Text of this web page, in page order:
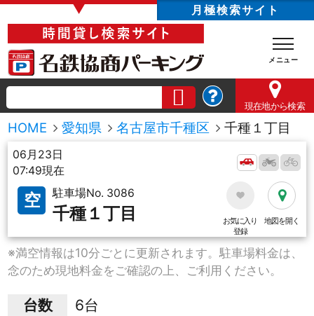
▼ 月極検索サイト
現在地から検索
HOME 愛知県 名古屋市千種区 千種１丁目
06月23日
07:49現在
空 駐車場No. 3086
千種１丁目
お気に入り
登録
地図を開く
※満空情報は10分ごとに更新されます。駐車場料金は、
念のため現地料金をご確認の上、ご利用ください。
台数
6台